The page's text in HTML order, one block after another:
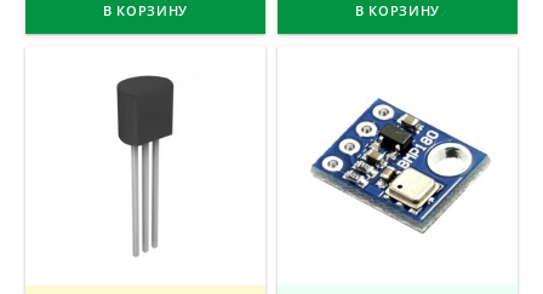
В КОРЗИНУ В КОРЗИНУ